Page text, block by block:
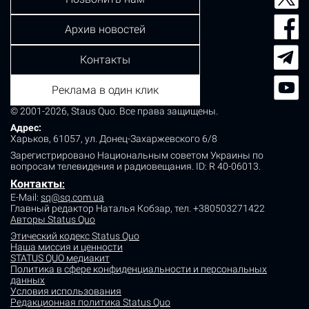
© 2001-2026, Staus Quo. Все права защищены.
Адрес:
Харьков, 61057, ул. Донец-Захаржевского 6/8
Зарегистрировано Национальным советом Украины по
вопросам телевидения и радиовещания. ID: R 40-06013.
Контакты:
E-Mail: sq@sq.com.ua
Главный редактор Наталья Кобзар, тел. +380503271422
Авторы Status Quo
Этический кодекс Status Quo
Наша миссия и ценности
STATUS QUO медиакит
Политика в сфере конфиденциальности и персональных
данных
Условия использования
Редакционная политика Status Quo
Архив новостей
Контакты
Реклама в один клик